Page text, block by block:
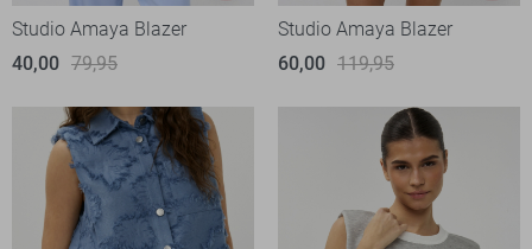
Studio Amaya Blazer
40,00 79,95
Studio Amaya Blazer
60,00 119,95